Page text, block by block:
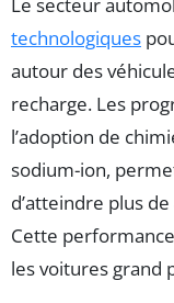
Le secteur
technologiques
autour des
recharge. Les
l’adoption de
sodium-ion,
d’atteindre plus de
Cette
les voitures grand